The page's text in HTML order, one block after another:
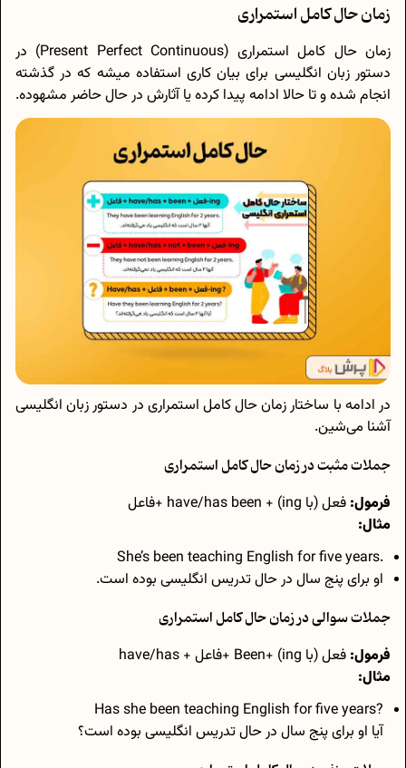
زمان حال کامل استمراری
زمان حال کامل استمراری (Present Perfect Continuous) در
دستور زبان انگلیسی برای بیان کاری استفاده میشه که در گذشته
انجام شده و تا حالا ادامه پیدا کرده یا آثارش در حال حاضر مشهوده.
در ادامه با ساختار زمان حال کامل استمراری در دستور زبان انگلیسی
آشنا می‌شین.
جملات مثبت در زمان حال کامل استمراری
فرمول: فعل (با ing) + have/has been +فاعل
مثال:
.She’s been teaching English for five years
او برای پنج سال در حال تدریس انگلیسی بوده است.
جملات سوالی در زمان حال کامل استمراری
فرمول: فعل (با ing) +Been +فاعل + have/has
مثال:
?Has she been teaching English for five years
آیا او برای پنج سال در حال تدریس انگلیسی بوده است؟